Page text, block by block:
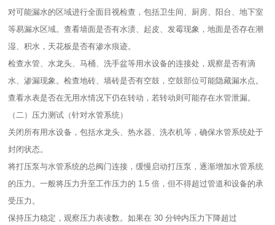
对可能漏水的区域进行全面目视检查，包括卫生间、厨房、阳台、地下室
等易漏水区域。查看墙面是否有水渍、起皮、发霉现象，地面是否存在潮
湿、积水，天花板是否有渗水痕迹。​
检查水管、水龙头、马桶、洗手盆等用水设备的连接处，观察是否有滴
水、渗漏现象。检查地砖、墙砖是否有空鼓，空鼓部位可能隐藏漏水点。​
查看水表是否在无用水情况下仍在转动，若转动则可能存在水管泄漏。​
（二）压力测试（针对水管系统）​
关闭所有用水设备，包括水龙头、热水器、洗衣机等，确保水管系统处于
封闭状态。​
将打压泵与水管系统的总阀门连接，缓慢启动打压泵，逐渐增加水管系统
的压力。一般将压力升至工作压力的 1.5 倍，但不得超过管道和设备的承
受压力。​
保持压力稳定，观察压力表读数。如果在 30 分钟内压力下降超过